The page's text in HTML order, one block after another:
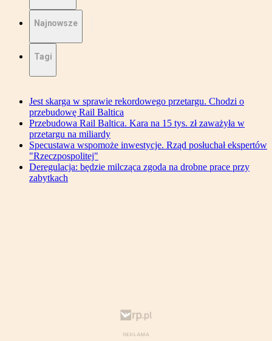
Najnowsze
Tagi
Jest skarga w sprawie rekordowego przetargu. Chodzi o
przebudowę Rail Baltica
Przebudowa Rail Baltica. Kara na 15 tys. zł zaważyła w
przetargu na miliardy
Specustawa wspomoże inwestycje. Rząd posłuchał ekspertów
"Rzeczpospolitej"
Deregulacja: będzie milcząca zgoda na drobne prace przy
zabytkach